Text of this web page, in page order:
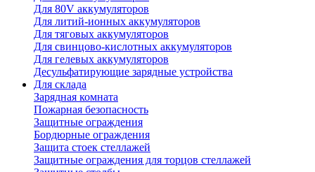
Для 80V аккумуляторов
Для литий-ионных аккумуляторов
Для тяговых аккумуляторов
Для свинцово-кислотных аккумуляторов
Для гелевых аккумуляторов
Десульфатирующие зарядные устройства
Для склада
Зарядная комната
Пожарная безопасность
Защитные ограждения
Бордюрные ограждения
Защита стоек стеллажей
Защитные ограждения для торцов стеллажей